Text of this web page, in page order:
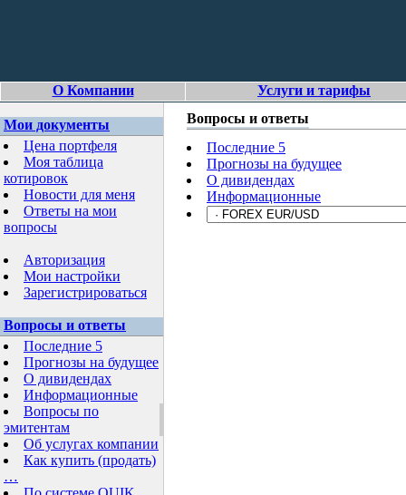
О Компании Услуги и тарифы
Мои документы
Цена портфеля
Моя таблица
котировок
Новости для меня
Ответы на мои
вопросы
Авторизация
Мои настройки
Зарегистрироваться
Вопросы и ответы
Последние 5
Прогнозы на будущее
О дивидендах
Информационные
Вопросы по
эмитентам
Об услугах компании
Как купить (продать)
…
Вопросы и ответы
Последние 5
Прогнозы на будущее
О дивидендах
Информационные